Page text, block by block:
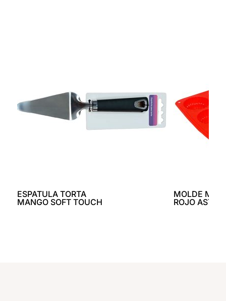
ESPATULA TORTA
MANGO SOFT TOUCH
MOLDE
ROJO ASTON